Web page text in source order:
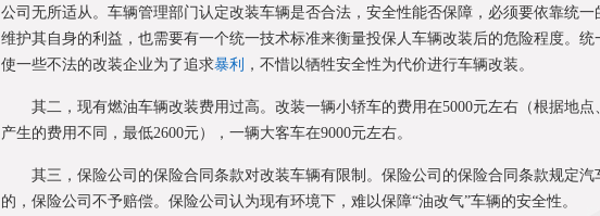
公司无所适从。车辆管理部门认定改装车辆是否合法，安全性能否保障，必须要依靠统
维护其自身的利益，也需要有一个统一技术标准来衡量投保人车辆改装后的危险程度。
使一些不法的改装企业为了追求暴利 ，不惜以牺牲安全性为代价进行车辆改装。
其二，现有燃油车辆改装费用过高。改装一辆小轿车的费用在5000元左右（根据地点
产生的费用不同，最低2600元），一辆大客车在9000元左右。
其三，保险公司的保险合同条款对改装车辆有限制。保险公司的保险合同条款规定汽
的，保险公司不予赔偿。保险公司认为现有环境下，难以保障“油改气”车辆的安全性。